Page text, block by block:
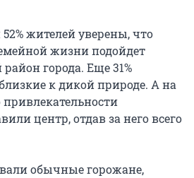
жителей уверены, что
жизни подойдет
города. Еще 31%
к дикой природе. А на
привлекательности
центр, отдав за него всего
обычные горожане,